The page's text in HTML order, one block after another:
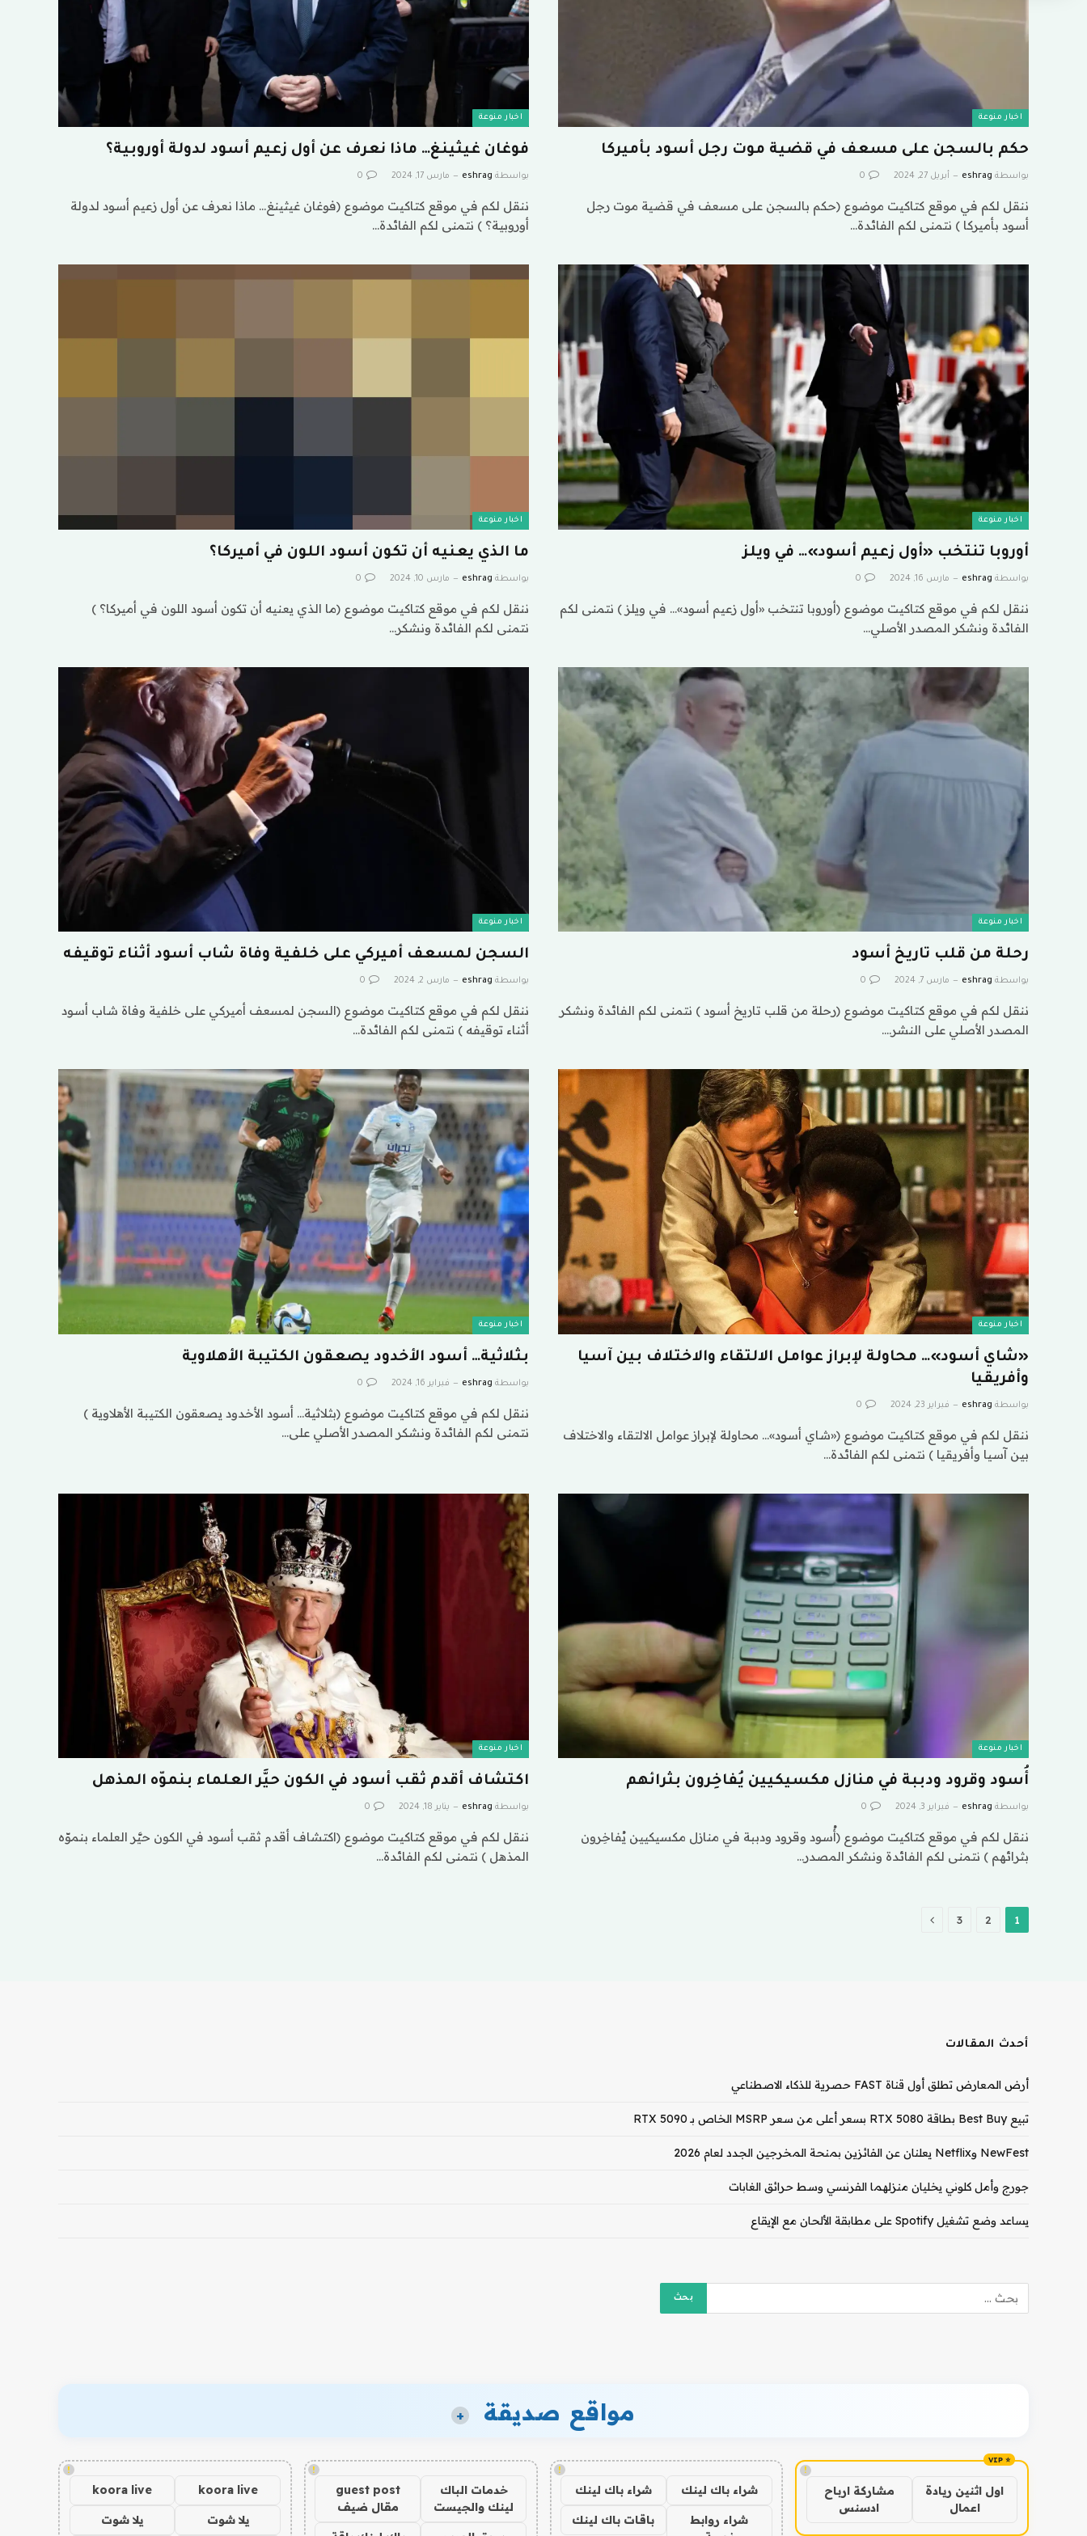
اخبار منوعة
حكم بالسجن على مسعف في قضية موت رجل أسود بأميركا
بواسطة eshrag أبريل 27, 2024 0
ننقل لكم في موقع كتاكيت موضوع (حكم بالسجن على مسعف في قضية موت رجل
أسود بأميركا ) نتمنى لكم الفائدة…
اخبار منوعة
فوغان غيثينغ… ماذا نعرف عن أول زعيم أسود لدولة أوروبية؟
بواسطة eshrag مارس 17, 2024 0
ننقل لكم في موقع كتاكيت موضوع (فوغان غيثينغ… ماذا نعرف عن أول زعيم أسود لدولة
أوروبية؟ ) نتمنى لكم الفائدة…
اخبار منوعة
أوروبا تنتخب «أول زعيم أسود»… في ويلز
بواسطة eshrag مارس 16, 2024 0
ننقل لكم في موقع كتاكيت موضوع (أوروبا تنتخب «أول زعيم أسود»… في ويلز ) نتمنى لكم
الفائدة ونشكر المصدر الأصلي…
اخبار منوعة
ما الذي يعنيه أن تكون أسود اللون في أميركا؟
بواسطة eshrag مارس 10, 2024 0
ننقل لكم في موقع كتاكيت موضوع (ما الذي يعنيه أن تكون أسود اللون في أميركا؟ )
نتمنى لكم الفائدة ونشكر…
اخبار منوعة
رحلة من قلب تاريخ أسود
بواسطة eshrag مارس 7, 2024 0
ننقل لكم في موقع كتاكيت موضوع (رحلة من قلب تاريخ أسود ) نتمنى لكم الفائدة ونشكر
المصدر الأصلي على النشر.…
اخبار منوعة
السجن لمسعف أميركي على خلفية وفاة شاب أسود أثناء توقيفه
بواسطة eshrag مارس 2, 2024 0
ننقل لكم في موقع كتاكيت موضوع (السجن لمسعف أميركي على خلفية وفاة شاب أسود
أثناء توقيفه ) نتمنى لكم الفائدة…
اخبار منوعة
«شاي أسود»… محاولة لإبراز عوامل الالتقاء والاختلاف بين آسيا
وأفريقيا
بواسطة eshrag فبراير 23, 2024 0
ننقل لكم في موقع كتاكيت موضوع («شاي أسود»… محاولة لإبراز عوامل الالتقاء والاختلاف
بين آسيا وأفريقيا ) نتمنى لكم الفائدة…
اخبار منوعة
بثلاثية… أسود الأخدود يصعقون الكتيبة الأهلاوية
بواسطة eshrag فبراير 16, 2024 0
ننقل لكم في موقع كتاكيت موضوع (بثلاثية… أسود الأخدود يصعقون الكتيبة الأهلاوية )
نتمنى لكم الفائدة ونشكر المصدر الأصلي على…
اخبار منوعة
أُسود وقرود ودببة في منازل مكسيكيين يُفاخِرون بثرائهم
بواسطة eshrag فبراير 3, 2024 0
ننقل لكم في موقع كتاكيت موضوع (أُسود وقرود ودببة في منازل مكسيكيين يُفاخِرون
بثرائهم ) نتمنى لكم الفائدة ونشكر المصدر…
اخبار منوعة
اكتشاف أقدم ثقب أسود في الكون حيَّر العلماء بنموّه المذهل
بواسطة eshrag يناير 18, 2024 0
ننقل لكم في موقع كتاكيت موضوع (اكتشاف أقدم ثقب أسود في الكون حيَّر العلماء بنموّه
المذهل ) نتمنى لكم الفائدة…
1
2
3 التالي
أحدث المقالات
أرض المعارض تطلق أول قناة FAST حصرية للذكاء الاصطناعي
تبيع Best Buy بطاقة RTX 5080 بسعر أعلى من سعر MSRP الخاص بـ RTX 5090
NewFest وNetflix يعلنان عن الفائزين بمنحة المخرجين الجدد لعام 2026
جورج وأمل كلوني يخليان منزلهما الفرنسي وسط حرائق الغابات
يساعد وضع تشغيل Spotify على مطابقة الألحان مع الإيقاع
مواقع صديقة +
!
اول اثنين ريادة
اعمال
مشاركة ارباح
ادسنس
!
شراء باك لينك شراء باك لينك
شراء روابط
باقات باك لينك
!
خدمات الباك
لينك والجيست
guest post
مقال ضيف
!
koora live
koora live
يلا شوت يلا شوت